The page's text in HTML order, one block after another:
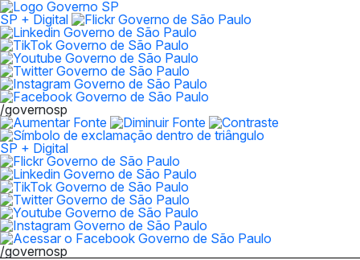
SP + Digital
/governosp
SP + Digital
/governosp